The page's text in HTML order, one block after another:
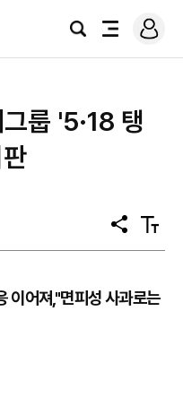
검
전
로
그
룹 '5·18 탱
공
유
텍
스
기
이어져,"면피성 사과로는